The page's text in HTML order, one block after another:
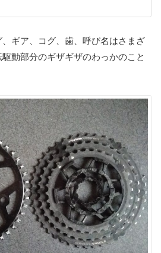
ギア、コグ、歯、呼び名はさまざ
動部分のギザギザのわっかのこと